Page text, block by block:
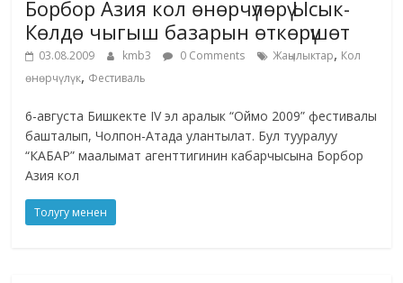
Борбор Азия кол өнөрчүлөрү Ысык-
Көлдө чыгыш базарын өткөрүшөт
03.08.2009 kmb3 0 Comments Жаңылыктар, Кол
өнөрчүлүк, Фестиваль
6-августа Бишкекте IV эл аралык “Оймо 2009” фестивалы
башталып, Чолпон-Атада улантылат. Бул тууралуу
“КАБАР” маалымат агенттигинин кабарчысына Борбор
Азия кол
Толугу менен